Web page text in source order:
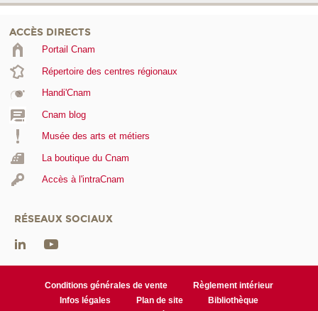
ACCÈS DIRECTS
Portail Cnam
Répertoire des centres régionaux
Handi'Cnam
Cnam blog
Musée des arts et métiers
La boutique du Cnam
Accès à l'intraCnam
RÉSEAUX SOCIAUX
Conditions générales de vente
Règlement intérieur
Infos légales
Plan de site
Bibliothèque